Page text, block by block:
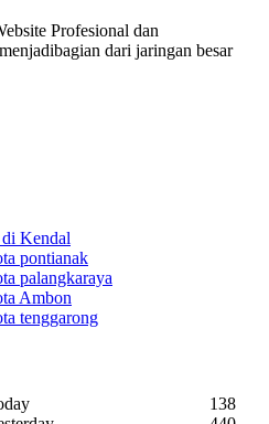
Profesional dan
dari jaringan besar
di Kendal
pontianak
palangkaraya
Ambon
tenggarong
138